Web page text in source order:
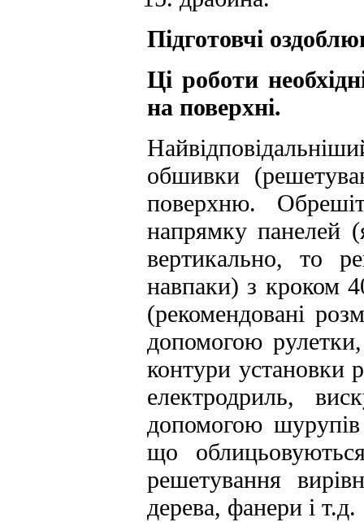
Підготовчі
Ці роботи
на поверхні.
обшивки
поверхню.
напрямку панелей
вертикально, то
навпаки) з кроком
(рекомендовані
допомогою
контури установки
електродриль,
допомогою
що
решетування
дерева, фанери і т.д.